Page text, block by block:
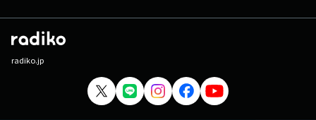
radiko.jp